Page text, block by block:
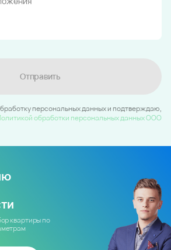
Отправить
персональных данных и подтверждаю,
обработки персональных данных ООО
квартиры по